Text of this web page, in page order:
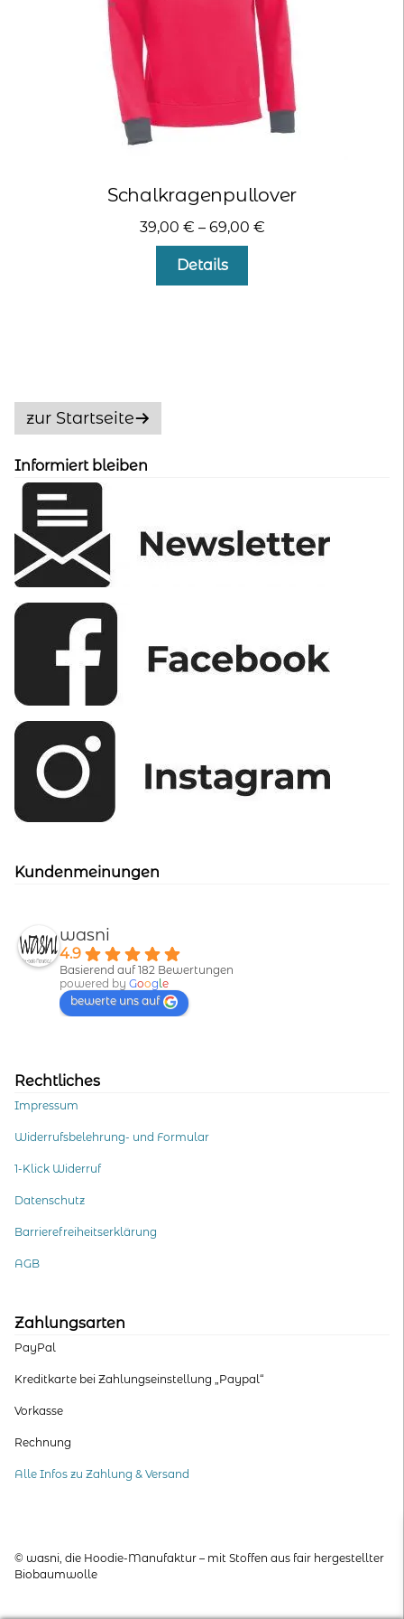
Produktseite
gewählt
werden
Schalkragenpullover
39,00 € – 69,00 €
Details
werden
zur Startseite
Informiert bleiben
Kundenmeinungen
wasni
4.9
Basierend auf 182 Bewertungen
powered by Goog le
bewerte uns auf
Rechtliches
Impressum
Widerrufsbelehrung- und Formular
1-Klick Widerruf
Datenschutz
Barrierefreiheitserklärung
AGB
Zahlungsarten
PayPal
Kreditkarte bei Zahlungseinstellung „Paypal“
Vorkasse
Rechnung
Alle Infos zu Zahlung & Versand
© wasni, die Hoodie-Manufaktur – mit Stoffen aus fair hergestellter
Biobaumwolle